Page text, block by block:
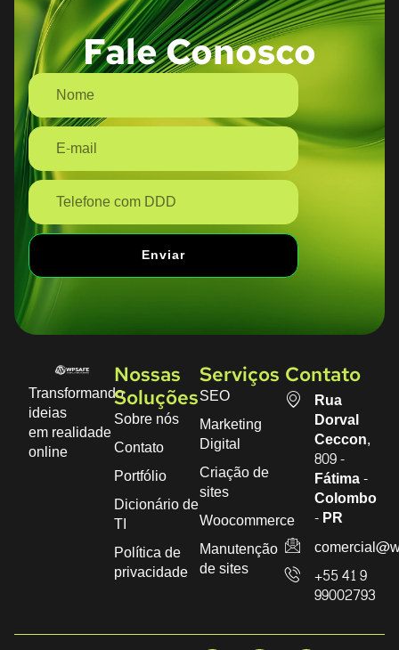
Fale Conosco
Enviar
Transformando
ideias
em realidade
online
Nossas
Soluções
Sobre nós
Contato
Portfólio
Dicionário de
TI
Política de
privacidade
Serviços
SEO
Marketing
Digital
Criação de
sites
Woocommerce
Manutenção
de sites
Contato
Rua
Dorval
Ceccon,
809 -
Fátima -
Colombo
- PR
+55 41 9
99002793